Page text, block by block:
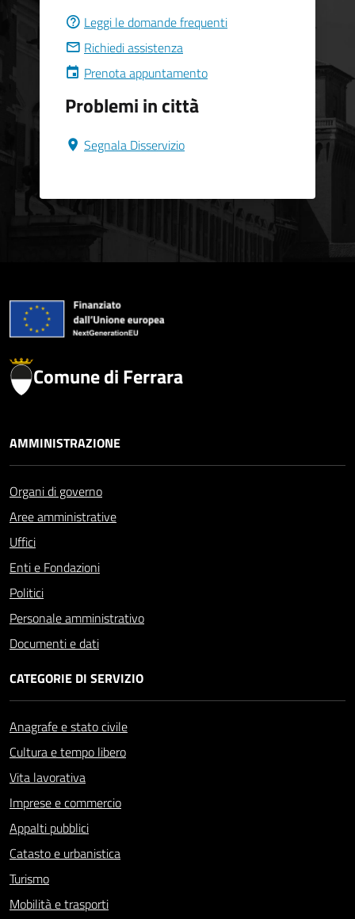
Leggi le domande frequenti
Richiedi assistenza
Prenota appuntamento
Problemi in città
Segnala Disservizio
Comune di Ferrara
AMMINISTRAZIONE
Organi di governo
Aree amministrative
Uffici
Enti e Fondazioni
Politici
Personale amministrativo
Documenti e dati
CATEGORIE DI SERVIZIO
Anagrafe e stato civile
Cultura e tempo libero
Vita lavorativa
Imprese e commercio
Appalti pubblici
Catasto e urbanistica
Turismo
Mobilità e trasporti